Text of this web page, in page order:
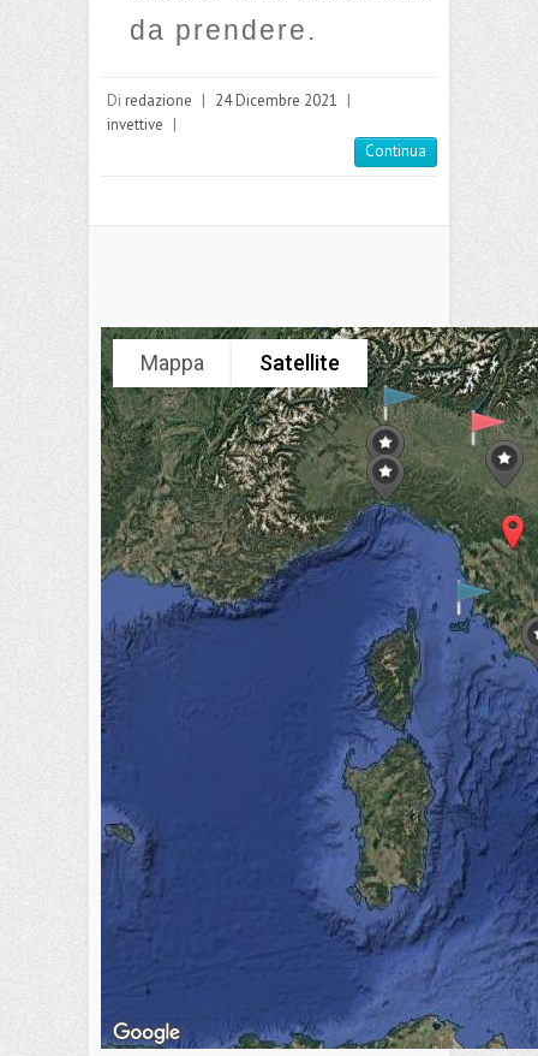
da prendere.
Di redazione | 24 Dicembre 2021 |
invettive |
Continua
Mappa Satellite